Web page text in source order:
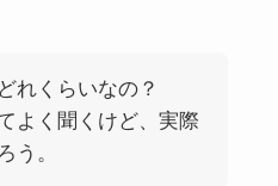
れくらいなの？
よく聞くけど、実際
う。